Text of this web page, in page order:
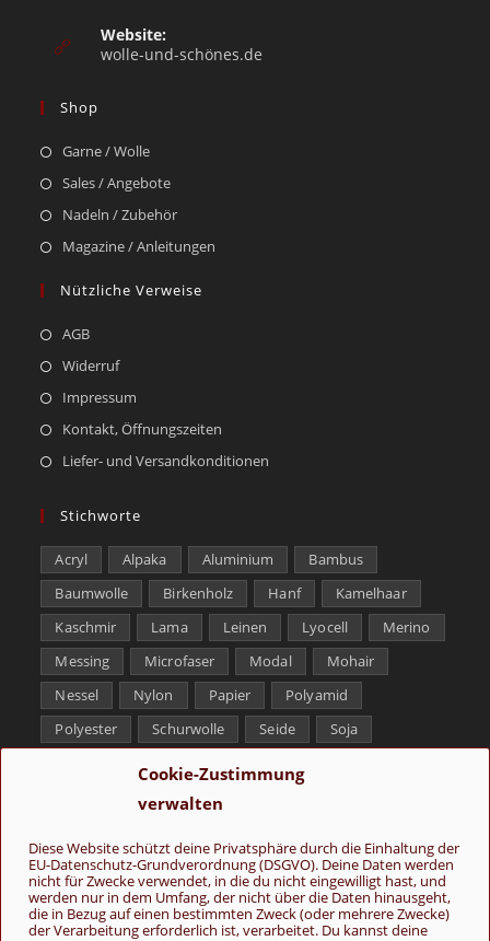
Cookie-Zustimmung
verwalten
Diese Website schützt deine Privatsphäre durch die Einhaltung der
EU-Datenschutz-Grundverordnung (DSGVO). Deine Daten werden
nicht für Zwecke verwendet, in die du nicht eingewilligt hast, und
werden nur in dem Umfang, der nicht über die Daten hinausgeht,
die in Bezug auf einen bestimmten Zweck (oder mehrere Zwecke)
der Verarbeitung erforderlich ist, verarbeitet. Du kannst deine
Website:
wolle-und-schönes.de
Shop
Garne / Wolle
Sales / Angebote
Nadeln / Zubehör
Magazine / Anleitungen
Nützliche Verweise
AGB
Widerruf
Impressum
Kontakt, Öffnungszeiten
Liefer- und Versandkonditionen
Stichworte
Acryl Alpaka Aluminium
Bambus
Baumwolle
Birkenholz Hanf
Kamelhaar
Kaschmir
Lama Leinen Lyocell
Merino
Messing
Microfaser Modal
Mohair
Nessel
Nylon Papier
Polyamid
Polyester
Schurwolle Seide
Soja
Tencel
Yak
Folge uns